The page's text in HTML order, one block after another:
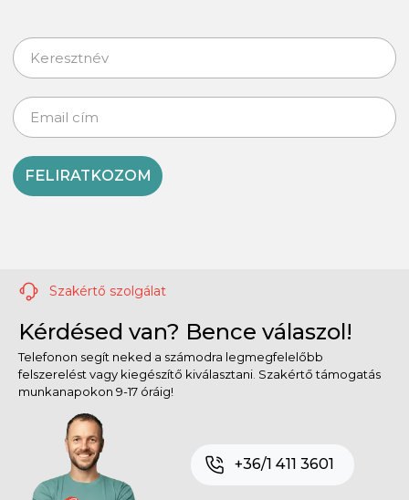
FELIRATKOZOM
Szakértő szolgálat
Kérdésed van? Bence válaszol!
Telefonon segít neked a számodra legmegfelelőbb
felszerelést vagy kiegészítő kiválasztani. Szakértő támogatás
munkanapokon 9-17 óráig!
+36/1 411 3601